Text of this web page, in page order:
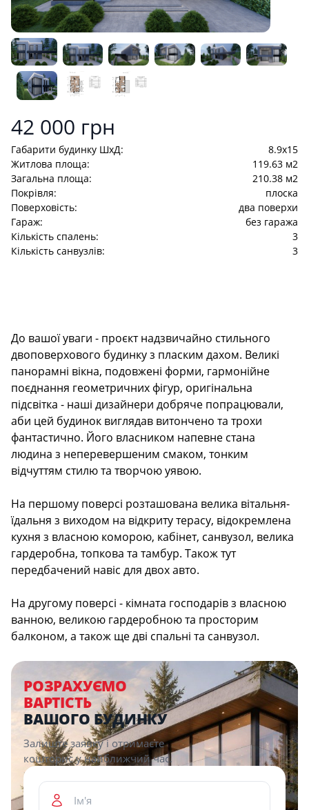
Product information
42 000 грн
Габарити будинку ШхД:
8.9x15
Житлова площа:
119.63 м2
Загальна площа:
210.38 м2
Покрівля:
плоска
Поверховість:
два поверхи
Гараж:
без гаража
Кількість спалень:
3
Кількість санвузлів:
3
Description
До вашої уваги - проєкт надзвичайно стильного
двоповерхового будинку з пласким дахом. Великі
панорамні вікна, подовжені форми, гармонійне
поєднання геометричних фігур, оригінальна
підсвітка - наші дизайнери добряче попрацювали,
аби цей будинок виглядав витончено та трохи
фантастично. Його власником напевне стана
людина з неперевершеним смаком, тонким
відчуттям стилю та творчою уявою.
На першому поверсі розташована велика вітальня-
їдальня з виходом на відкриту терасу, відокремлена
кухня з власною коморою, кабінет, санвузол, велика
гардеробна, топкова та тамбур. Також тут
передбачений навіс для двох авто.
На другому поверсі - кімната господарів з власною
ванною, великою гардеробною та просторим
балконом, а також ще дві спальні та санвузол.
РОЗРАХУЄМО
ВАРТІСТЬ
ВАШОГО БУДИНКУ
Залиште заявку і отримаєте
кошторис у найближчий час.